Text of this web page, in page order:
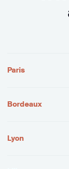
Paris
Bordeaux
Lyon